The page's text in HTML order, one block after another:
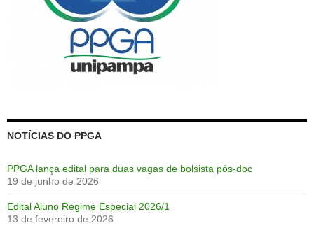
NOTÍCIAS DO PPGA
PPGA lança edital para duas vagas de bolsista pós-doc
19 de junho de 2026
Edital Aluno Regime Especial 2026/1
13 de fevereiro de 2026